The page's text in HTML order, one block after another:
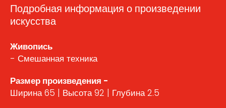
Подробная информация о произведении
искусства
Живопись
- Смешанная техника
Размер произведения -
Ширина 65 | Высота 92 | Глубина 2.5